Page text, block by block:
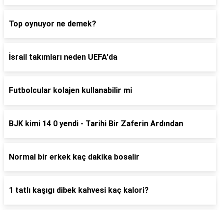
Top oynuyor ne demek?
İsrail takımları neden UEFA'da
Futbolcular kolajen kullanabilir mi
BJK kimi 14 0 yendi - Tarihi Bir Zaferin Ardından
Normal bir erkek kaç dakika bosalir
1 tatlı kaşıgı dibek kahvesi kaç kalori?